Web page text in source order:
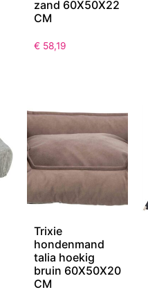
zand 60X50X22
CM
€ 58,19
Trixie
hondenmand
talia hoekig
bruin 60X50X20
CM